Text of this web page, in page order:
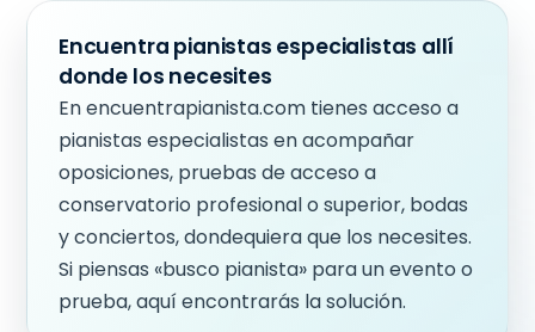
Encuentra pianistas especialistas allí
donde los necesites
En encuentrapianista.com tienes acceso a
pianistas especialistas en acompañar
oposiciones, pruebas de acceso a
conservatorio profesional o superior, bodas
y conciertos, dondequiera que los necesites.
Si piensas «busco pianista» para un evento o
prueba, aquí encontrarás la solución.